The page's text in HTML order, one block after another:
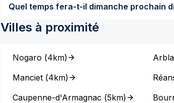
Villes à proximité
Nogaro (4km)
Manciet (4km)
Caupenne-d'Armagnac (5km)